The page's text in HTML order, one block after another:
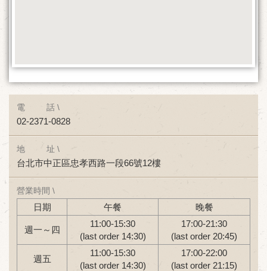
電 話 \
02-2371-0828
地 址 \
台北市中正區忠孝西路一段66號12樓
營業時間 \
日期 午餐 晚餐
週一～四
11:00-15:30
(last order 14:30)
17:00-21:30
(last order 20:45)
週五
11:00-15:30
(last order 14:30)
17:00-22:00
(last order 21:15)